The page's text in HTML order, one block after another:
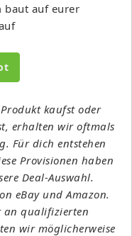
baut auf eurer
kaufst oder
erhalten wir oftmals
Für dich entstehen
Provisionen haben
Deal-Auswahl.
eBay und Amazon.
an qualifizierten
wir möglicherweise